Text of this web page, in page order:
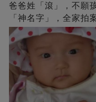
爸爸姓「滾」，不願
「神名字」，全家拍